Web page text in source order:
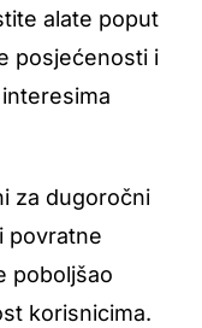
alate poput
posjećenosti i
za dugoročni
povratne
poboljšao
korisnicima.